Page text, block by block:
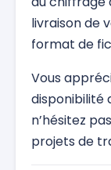
livraison de
format de
Vous
disponibilité
n’hésitez
projets de